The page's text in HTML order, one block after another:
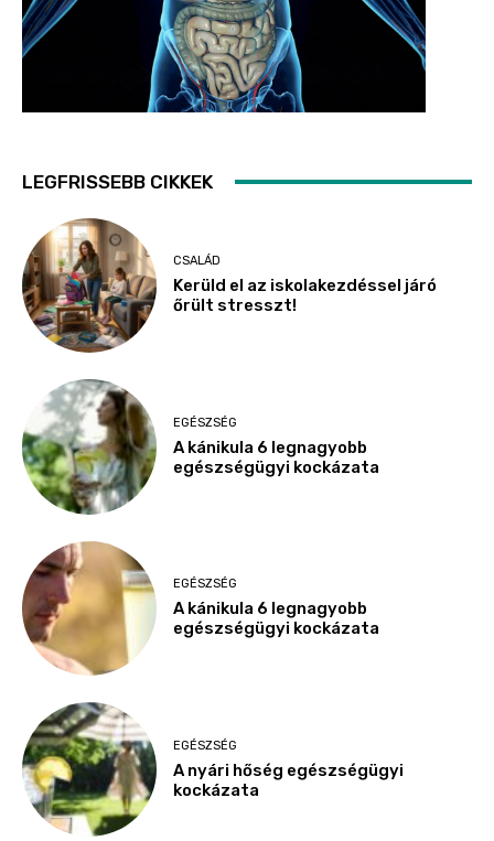
LEGFRISSEBB CIKKEK
CSALÁD
Kerüld el az iskolakezdéssel járó
őrült stresszt!
EGÉSZSÉG
A kánikula 6 legnagyobb
egészségügyi kockázata
EGÉSZSÉG
A kánikula 6 legnagyobb
egészségügyi kockázata
EGÉSZSÉG
A nyári hőség egészségügyi
kockázata